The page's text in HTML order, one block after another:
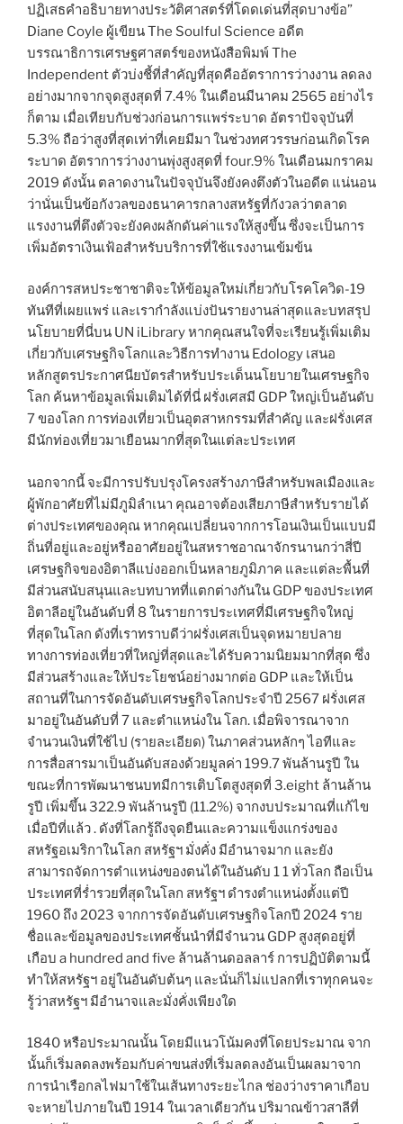
ปฏิเสธคำอธิบายทางประวัติศาสตร์ที่โดดเด่นที่สุดบางข้อ”
Diane Coyle ผู้เขียน The Soulful Science อดีต
บรรณาธิการเศรษฐศาสตร์ของหนังสือพิมพ์ The
Independent ตัวบ่งชี้ที่สำคัญที่สุดคืออัตราการว่างงาน ลดลง
อย่างมากจากจุดสูงสุดที่ 7.4% ในเดือนมีนาคม 2565 อย่างไร
ก็ตาม เมื่อเทียบกับช่วงก่อนการแพร่ระบาด อัตราปัจจุบันที่
5.3% ถือว่าสูงที่สุดเท่าที่เคยมีมา ในช่วงทศวรรษก่อนเกิดโรค
ระบาด อัตราการว่างงานพุ่งสูงสุดที่ four.9% ในเดือนมกราคม
2019 ดังนั้น ตลาดงานในปัจจุบันจึงยังคงตึงตัวในอดีต แน่นอน
ว่านั่นเป็นข้อกังวลของธนาคารกลางสหรัฐที่กังวลว่าตลาด
แรงงานที่ตึงตัวจะยังคงผลักดันค่าแรงให้สูงขึ้น ซึ่งจะเป็นการ
เพิ่มอัตราเงินเฟ้อสำหรับบริการที่ใช้แรงงานเข้มข้น
องค์การสหประชาชาติจะให้ข้อมูลใหม่เกี่ยวกับโรคโควิด-19
ทันทีที่เผยแพร่ และเรากำลังแบ่งปันรายงานล่าสุดและบทสรุป
นโยบายที่นี่บน UN iLibrary หากคุณสนใจที่จะเรียนรู้เพิ่มเติม
เกี่ยวกับเศรษฐกิจโลกและวิธีการทำงาน Edology เสนอ
หลักสูตรประกาศนียบัตรสำหรับประเด็นนโยบายในเศรษฐกิจ
โลก ค้นหาข้อมูลเพิ่มเติมได้ที่นี่ ฝรั่งเศสมี GDP ใหญ่เป็นอันดับ
7 ของโลก การท่องเที่ยวเป็นอุตสาหกรรมที่สำคัญ และฝรั่งเศส
มีนักท่องเที่ยวมาเยือนมากที่สุดในแต่ละประเทศ
นอกจากนี้ จะมีการปรับปรุงโครงสร้างภาษีสำหรับพลเมืองและ
ผู้พักอาศัยที่ไม่มีภูมิลำเนา คุณอาจต้องเสียภาษีสำหรับรายได้
ต่างประเทศของคุณ หากคุณเปลี่ยนจากการโอนเงินเป็นแบบมี
ถิ่นที่อยู่และอยู่หรืออาศัยอยู่ในสหราชอาณาจักรนานกว่าสี่ปี
เศรษฐกิจของอิตาลีแบ่งออกเป็นหลายภูมิภาค และแต่ละพื้นที่
มีส่วนสนับสนุนและบทบาทที่แตกต่างกันใน GDP ของประเทศ
อิตาลีอยู่ในอันดับที่ 8 ในรายการประเทศที่มีเศรษฐกิจใหญ่
ที่สุดในโลก ดังที่เราทราบดีว่าฝรั่งเศสเป็นจุดหมายปลาย
ทางการท่องเที่ยวที่ใหญ่ที่สุดและได้รับความนิยมมากที่สุด ซึ่ง
มีส่วนสร้างและให้ประโยชน์อย่างมากต่อ GDP และให้เป็น
สถานที่ในการจัดอันดับเศรษฐกิจโลกประจำปี 2567 ฝรั่งเศส
มาอยู่ในอันดับที่ 7 และตำแหน่งใน โลก. เมื่อพิจารณาจาก
จำนวนเงินที่ใช้ไป (รายละเอียด) ในภาคส่วนหลักๆ ไอทีและ
การสื่อสารมาเป็นอันดับสองด้วยมูลค่า 199.7 พันล้านรูปี ใน
ขณะที่การพัฒนาชนบทมีการเติบโตสูงสุดที่ 3.eight ล้านล้าน
รูปี เพิ่มขึ้น 322.9 พันล้านรูปี (11.2%) จากงบประมาณที่แก้ไข
เมื่อปีที่แล้ว . ดังที่โลกรู้ถึงจุดยืนและความแข็งแกร่งของ
สหรัฐอเมริกาในโลก สหรัฐฯ มั่งคั่ง มีอำนาจมาก และยัง
สามารถจัดการตำแหน่งของตนได้ในอันดับ 1 1 ทั่วโลก ถือเป็น
ประเทศที่ร่ำรวยที่สุดในโลก สหรัฐฯ ดำรงตำแหน่งตั้งแต่ปี
1960 ถึง 2023 จากการจัดอันดับเศรษฐกิจโลกปี 2024 ราย
ชื่อและข้อมูลของประเทศชั้นนำที่มีจำนวน GDP สูงสุดอยู่ที่
เกือบ a hundred and five ล้านล้านดอลลาร์ การปฏิบัติตามนี้
ทำให้สหรัฐฯ อยู่ในอันดับต้นๆ และนั่นก็ไม่แปลกที่เราทุกคนจะ
รู้ว่าสหรัฐฯ มีอำนาจและมั่งคั่งเพียงใด
1840 หรือประมาณนั้น โดยมีแนวโน้มคงที่โดยประมาณ จาก
นั้นก็เริ่มลดลงพร้อมกับค่าขนส่งที่เริ่มลดลงอันเป็นผลมาจาก
การนำเรือกลไฟมาใช้ในเส้นทางระยะไกล ช่องว่างราคาเกือบ
จะหายไปภายในปี 1914 ในเวลาเดียวกัน ปริมาณข้าวสาลีที่